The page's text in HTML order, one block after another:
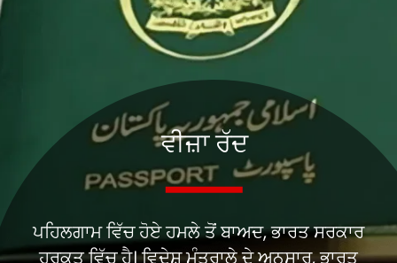
ਪਹਿਲਗਾਮ ਵਿੱਚ ਹੋਏ ਹਮਲੇ ਤੋਂ ਬਾਅਦ, ਭਾਰਤ ਸਰਕਾਰ
ਹਰਕਤ ਵਿੱਚ ਹੈ। ਵਿਦੇਸ਼ ਮੰਤਰਾਲੇ ਦੇ ਅਨੁਸਾਰ, ਭਾਰਤ
ਵੀਜ਼ਾ ਰੱਦ